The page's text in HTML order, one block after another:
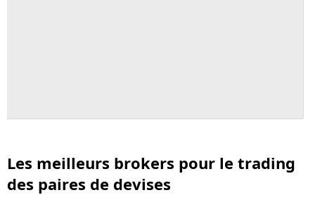
Les meilleurs brokers pour le trading
des paires de devises